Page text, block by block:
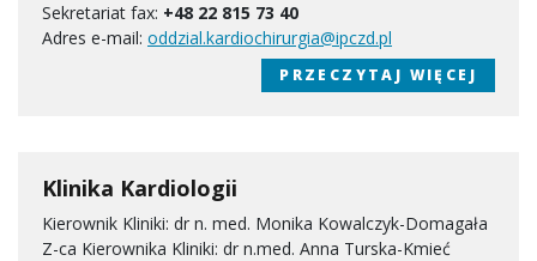
Sekretariat fax: +48 22 815 73 40
Adres e-mail: oddzial.kardiochirurgia@ipczd.pl
PRZECZYTAJ WIĘCEJ
Klinika Kardiologii
Kierownik Kliniki: dr n. med. Monika Kowalczyk-Domagała
Z-ca Kierownika Kliniki: dr n.med. Anna Turska-Kmieć